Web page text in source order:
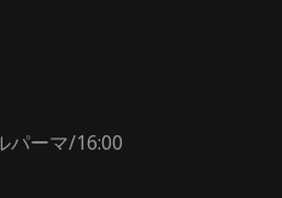
パーマ/16:00